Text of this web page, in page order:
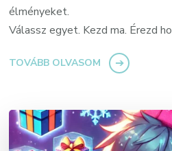
élményeket.
Válassz egyet. Kezd ma. Érezd
TOVÁBB OLVASOM